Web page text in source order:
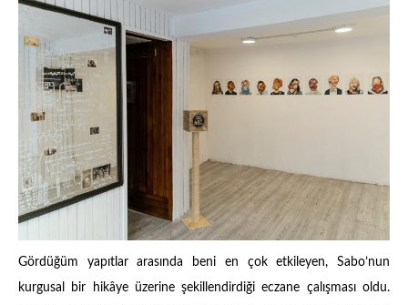
Gördüğüm yapıtlar arasında beni en çok etkileyen, Sabo’nun
kurgusal bir hikâye üzerine şekillendirdiği eczane çalışması oldu.